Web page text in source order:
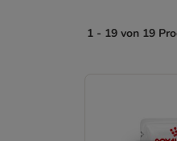
1 - 19 von 19